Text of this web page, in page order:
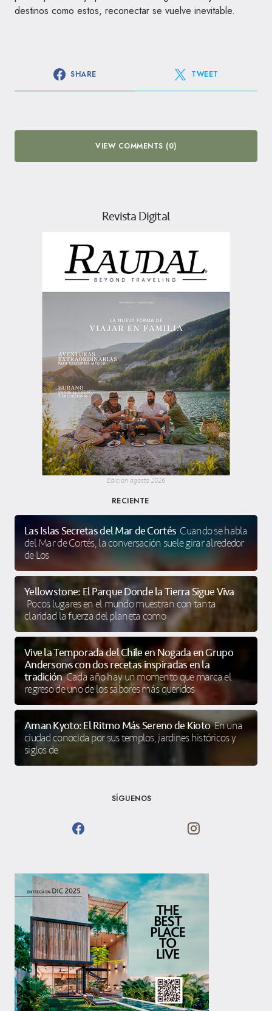
destinos como estos, reconectar se vuelve inevitable.
SHARE TWEET
VIEW COMMENTS (0)
Revista Digital
Edición agosto 2026
RECIENTE
Las Islas Secretas del Mar de Cortés Cuando se habla
del Mar de Cortés, la conversación suele girar alrededor
de Los
Yellowstone: El Parque Donde la Tierra Sigue Viva
Pocos lugares en el mundo muestran con tanta
claridad la fuerza del planeta como
Vive la Temporada del Chile en Nogada en Grupo
Anderson’s con dos recetas inspiradas en la
tradición Cada año hay un momento que marca el
regreso de uno de los sabores más queridos
Aman Kyoto: El Ritmo Más Sereno de Kioto En una
ciudad conocida por sus templos, jardines históricos y
siglos de
SÍGUENOS